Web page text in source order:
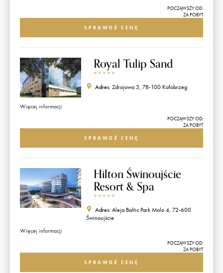
POCZĄWSZY OD:
ZA POBYT
SPRAWDŹ CENĘ
Royal Tulip Sand
* * * * *
Adres: Zdrojowa 3, 78-100 Kołobrzeg
Więcej informacji
POCZĄWSZY OD:
ZA POBYT
SPRAWDŹ CENĘ
Hilton Świnoujście
Resort & Spa
* * * * *
Adres: Aleja Baltic Park Molo 4, 72-600
Świnoujście
Więcej informacji
POCZĄWSZY OD:
ZA POBYT
SPRAWDŹ CENĘ